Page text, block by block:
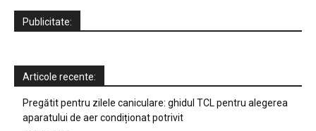
Publicitate:
Articole recente:
Pregătit pentru zilele caniculare: ghidul TCL pentru alegerea
aparatului de aer condiționat potrivit